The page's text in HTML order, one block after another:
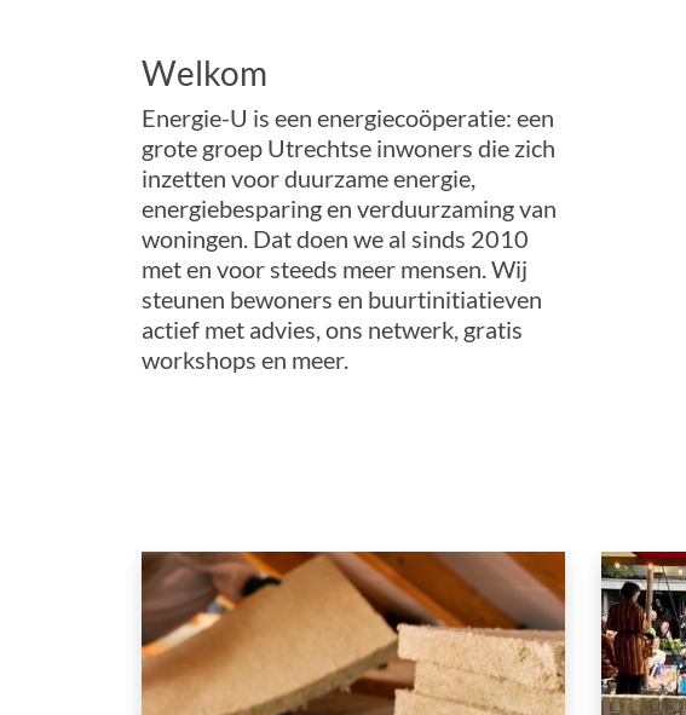
Welkom
Energie-U is een energiecoöperatie: een
grote groep Utrechtse inwoners die zich
inzetten voor duurzame energie,
energiebesparing en verduurzaming van
woningen. Dat doen we al sinds 2010
met en voor steeds meer mensen. Wij
steunen bewoners en buurtinitiatieven
actief met advies, ons netwerk, gratis
workshops en meer.